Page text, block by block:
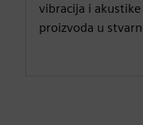
vibracija i
proizvoda u